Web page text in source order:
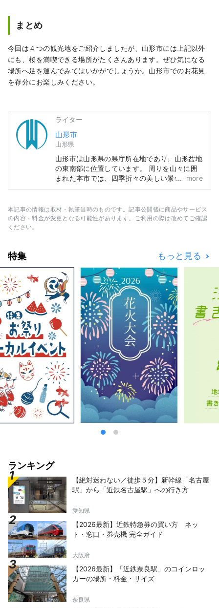
まとめ
今回は４つの観光地をご紹介しましたが、山形市には上記以外
にも、桜を満喫できる場所がたくさんあります。ぜひ気になる
場所へ足を運んでみてはいかがでしょうか。山形市でのお花見
を存分にお楽しみください。
ライター
山形市
山形県
山形市は山形県の県庁所在地であり、山形盆地
の東南部に位置しています。 周りを山々に囲
まれた本市では、四季折々の美しい景色を楽し
むことができます。 有名な観光地としては樹
地「山寺」などが挙げられます。 また、食文
化としては「山形芋煮」や「冷たいラーメン」
い山形市ですが、実はカフェやレストランなど
も充実していて、ゆっくり寛げる場所もたくさ
んあるんです。 このページではおすすめスポ
ットや記事の掲載を通して山形市の人気スポッ
トや隠れた名所、美味しい飲食店などの魅力を
より詳細に、よりわかりやすく発信していきま
す！ （本ページ内画像・動画：山形市総務部
広報課提供）
more
本記事の情報は取材・執筆当時のものです。記事公開後に商品やサービス
の内容・料金が変更となる可能性があります。ご利用の際は改めてご確認
ください。
特集 もっと見る
ランキング
【絶対迷わない／徒歩５分】新幹線「名古屋
駅」から「近鉄名古屋駅」への行き方
愛知県
【2026最新】近鉄特急券の買い方 ネッ
ト・窓口・券売機 完全ガイド
大阪府
【2026最新】「近鉄奈良駅」のコインロッ
カーの場所・料金・サイズ
奈良県